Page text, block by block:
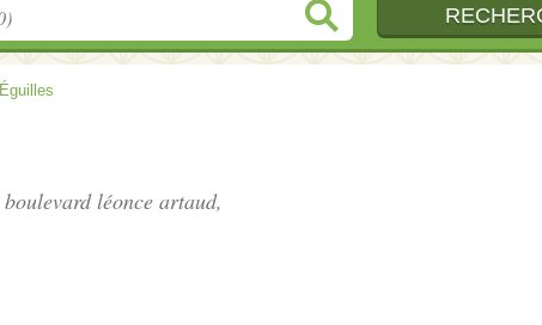
Éguilles
boulevard léonce artaud,